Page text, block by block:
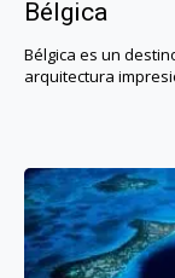
Bélgica
Bélgica es un
arquitectura